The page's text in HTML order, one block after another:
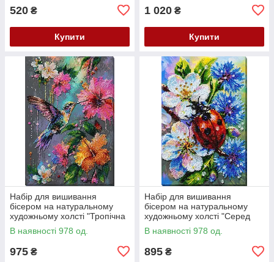
520 ₴
Купити
1 020 ₴
Купити
Набір для вишивання
бісером на натуральному
художньому холсті "Тропічна
гостя" Абрис Арт AB-987
В наявності 978 од.
975 ₴
Набір для вишивання
бісером на натуральному
художньому холсті "Серед
волошок" Абрис Арт AB-984
В наявності 978 од.
895 ₴